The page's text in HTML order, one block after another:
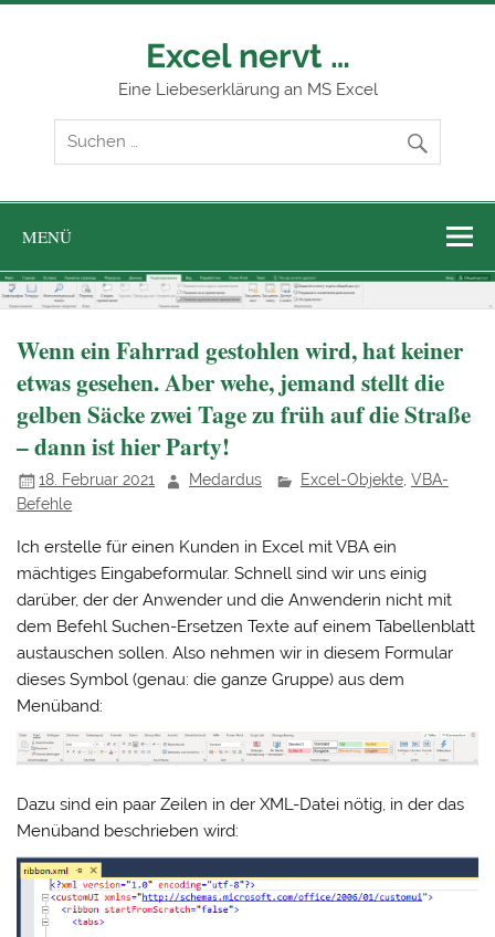
Zum
Excel nervt …
Eine Liebeserklärung an MS Excel
MENÜ
Wenn ein Fahrrad gestohlen wird, hat keiner
etwas gesehen. Aber wehe, jemand stellt die
gelben Säcke zwei Tage zu früh auf die Straße
– dann ist hier Party!
18. Februar 2021 Medardus Excel-Objekte, VBA-
Befehle
Ich erstelle für einen Kunden in Excel mit VBA ein
mächtiges Eingabeformular. Schnell sind wir uns einig
darüber, der der Anwender und die Anwenderin nicht mit
dem Befehl Suchen-Ersetzen Texte auf einem Tabellenblatt
austauschen sollen. Also nehmen wir in diesem Formular
dieses Symbol (genau: die ganze Gruppe) aus dem
Menüband:
Dazu sind ein paar Zeilen in der XML-Datei nötig, in der das
Menüband beschrieben wird: